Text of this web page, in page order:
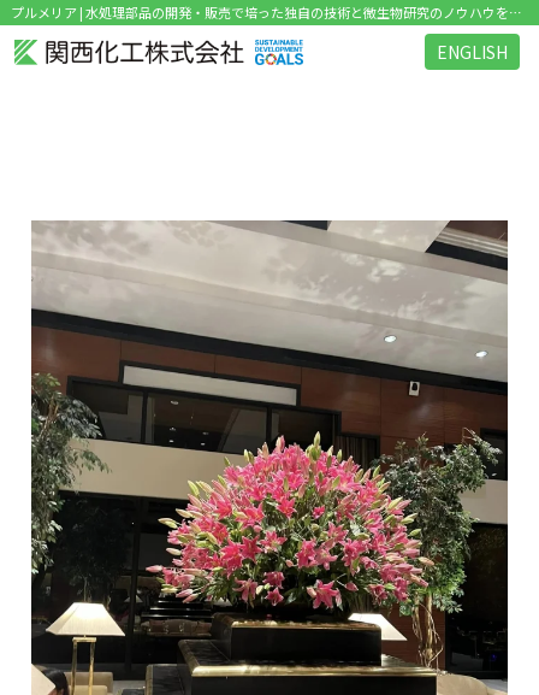
プルメリア | 水処理部品の開発・販売で培った独自の技術と微生物研究のノウハウを活かした環境関連ビジネス を展開
ENGLISH